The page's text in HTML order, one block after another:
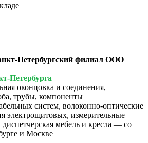
Петербургский филиал ООО
Петербурга
оконцовка и соединения,
трубы, компоненты
систем, волоконно-оптические
электрощитовых, измерительные
мебель и кресла — со
и Москве